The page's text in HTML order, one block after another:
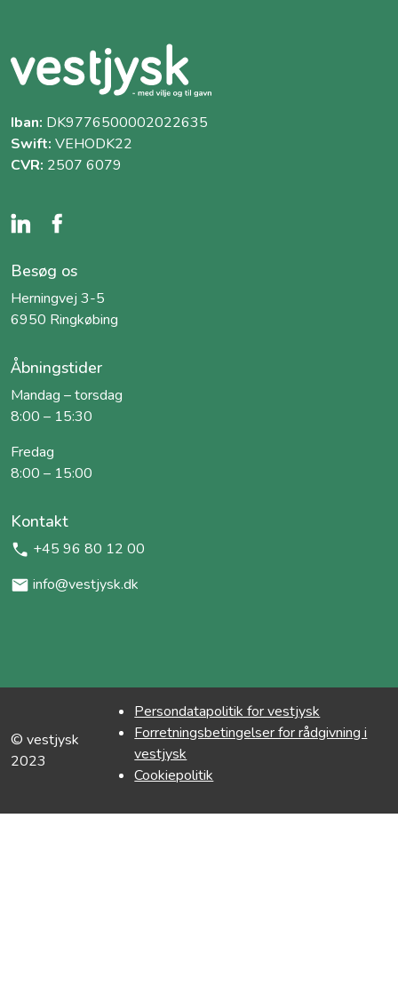
Iban: DK9776500002022635
Swift: VEHODK22
CVR: 2507 6079
Besøg os
Herningvej 3-5
6950 Ringkøbing
Åbningstider
Mandag – torsdag
8:00 – 15:30
Fredag
8:00 – 15:00
Kontakt
+45 96 80 12 00
info@vestjysk.dk
© vestjysk
2023
Persondatapolitik for vestjysk
Forretningsbetingelser for rådgivning i
vestjysk
Cookiepolitik